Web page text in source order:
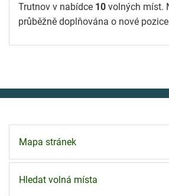
Trutnov v nabídce 10 volných míst.
průběžně doplňována o nové
Mapa stránek
Hledat volná místa